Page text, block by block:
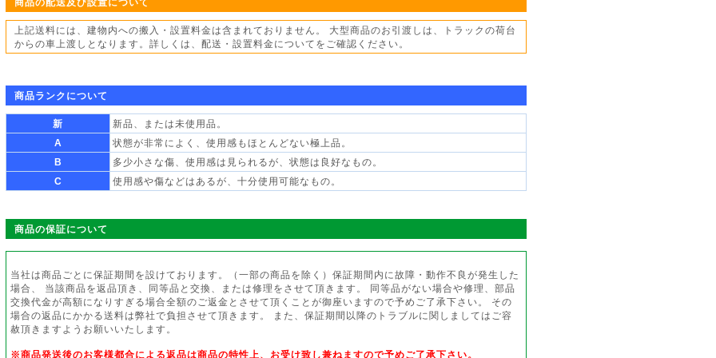
上記送料には、建物内への搬入・設置料金は含まれておりません。 大型商品のお引渡しは、トラックの荷台
からの車上渡しとなります。詳しくは、配送・設置料金についてをご確認ください。
商品ランクについて
新
新品、または未使用品。
A
状態が非常によく、使用感もほとんどない極上品。
B
多少小さな傷、使用感は見られるが、状態は良好なもの。
C
使用感や傷などはあるが、十分使用可能なもの。
商品の保証について
当社は商品ごとに保証期間を設けております。（一部の商品を除く）保証期間内に故障・動作不良が発生した
場合、 当該商品を返品頂き、同等品と交換、または修理をさせて頂きます。 同等品がない場合や修理、部品
交換代金が高額になりすぎる場合全額のご返金とさせて頂くことが御座いますので予めご了承下さい。 その
場合の返品にかかる送料は弊社で負担させて頂きます。 また、保証期間以降のトラブルに関しましてはご容
赦頂きますようお願いいたします。
※商品発送後のお客様都合による返品は商品の特性上、お受け致し兼ねますので予めご了承下さい。